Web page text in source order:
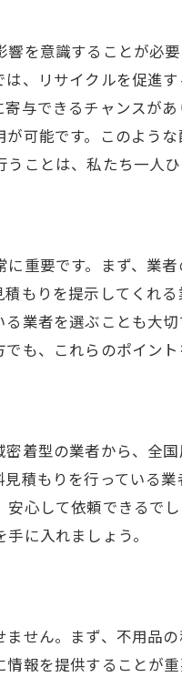
での不用品回収のプロ
な不用品回収の流れ
安全な処分方法
回収の最新トレンド
で茨城県の家電をスッ
ズな家電処分のためのヒ
のモチベーションを維
での不用品回収サービス
者とのコミュニケーショ
の不用品回収スケジュ
回収の際の費用削減テク
に困ったら茨城県の不
回収の前に確認すべき
を意識することが必
、リサイクルを促進
与できるチャンスが
可能です。このよう
ことは、私たち一人ひ
重要です。まず、業
もりを提示してくれ
業者を選ぶことも大
も、これらのポイン
着型の業者から、全
積もりを行っている
心して依頼できるで
に入れましょう。
せん。まず、不用品
報を提供することが